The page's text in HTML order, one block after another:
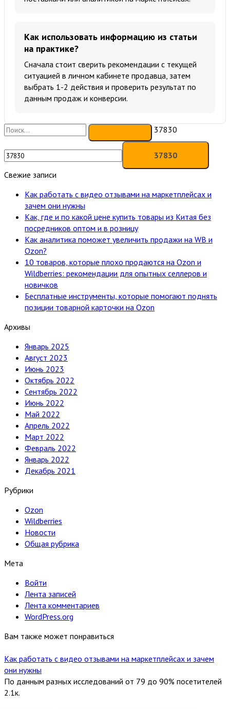
Как использовать информацию из статьи
на практике?
Сначала стоит сверить рекомендации с текущей
ситуацией в личном кабинете продавца, затем
выбрать 1-2 действия и проверить результат по
данным продаж и конверсии.
37830
Свежие записи
Как работать с видео отзывами на маркетплейсах и
зачем они нужны
Как, где и по какой цене купить товары из Китая без
посредников оптом и в розницу
Как аналитика поможет увеличить продажи на WB и
Ozon?
10 товаров, которые плохо продаются на Ozon и
Wildberries: рекомендации для опытных селлеров и
новичков
Бесплатные инструменты, которые помогают поднять
позиции товарной карточки на Ozon
Архивы
Январь 2025
Август 2023
Июнь 2023
Октябрь 2022
Сентябрь 2022
Июнь 2022
Май 2022
Апрель 2022
Март 2022
Февраль 2022
Январь 2022
Декабрь 2021
Рубрики
Ozon
Wildberries
Новости
Общая рубрика
Мета
Войти
Лента записей
Лента комментариев
WordPress.org
Вам также может понравиться
Как работать с видео отзывами на маркетплейсах и зачем
они нужны
По данным разных исследований от 79 до 90% посетителей
2.1к.